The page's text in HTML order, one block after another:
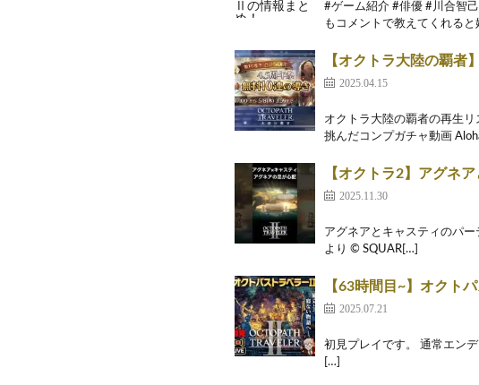
#ゲーム紹介 #俳優 #川合智
もコメントで教えてくれると
【オクトラ大陸の覇者
2025.04.15
オクトラ大陸の覇者の再生
挑んだコンプガチャ動画
【オクトラ2】アグネ
2025.11.30
アグネアとキャスティのパ
より © SQUAR[…]
【63時間目~】オクト
2025.07.21
初見プレイです。 通常エン
[…]